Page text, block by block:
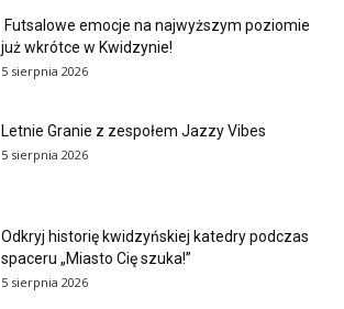
Futsalowe emocje na najwyższym poziomie
już wkrótce w Kwidzynie!
5 sierpnia 2026
Letnie Granie z zespołem Jazzy Vibes
5 sierpnia 2026
Odkryj historię kwidzyńskiej katedry podczas
spaceru „Miasto Cię szuka!”
5 sierpnia 2026